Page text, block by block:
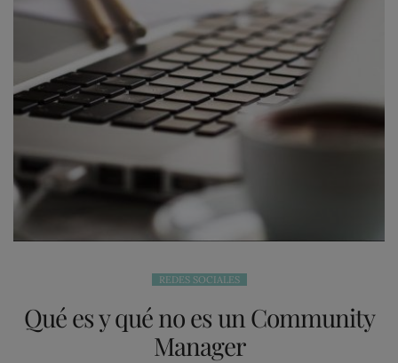
REDES SOCIALES
Qué es y qué no es un Community
Manager